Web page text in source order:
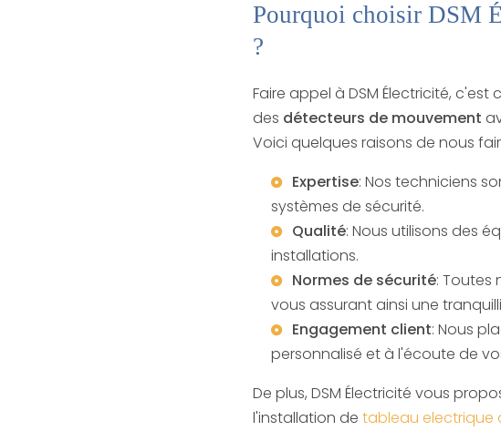
Pourquoi choisir DSM
?
Faire appel à DSM Électricité,
des détecteurs de mouvement
Voici quelques raisons de nous
Expertise: Nos techniciens
systèmes de sécurité.
Qualité: Nous utilisons des
installations.
Normes de sécurité: Toutes
vous assurant ainsi une
Engagement client: Nous
personnalisé et à l'écoute de
De plus, DSM Électricité vous
l'installation de tableau electrique